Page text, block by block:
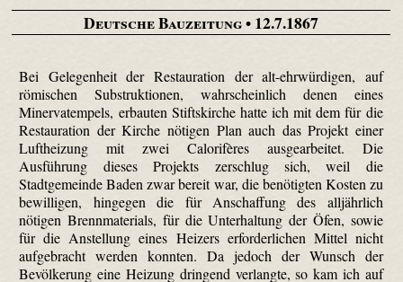
Deutsche Bauzeitung• 12.7.1867
Bei Gelegenheit der Restauration der alt-ehrwürdigen, auf
römischen Substruktionen, wahrscheinlich denen eines
Minervatempels, erbauten Stiftskirche hatte ich mit dem für die
Restauration der Kirche nötigen Plan auch das Projekt einer
Luftheizung mit zwei Calorifères ausgearbeitet. Die
Ausführung dieses Projekts zerschlug sich, weil die
Stadtgemeinde Baden zwar bereit war, die benötigten Kosten zu
bewilligen, hingegen die für Anschaffung des alljährlich
nötigen Brennmaterials, für die Unterhaltung der Öfen, sowie
für die Anstellung eines Heizers erforderlichen Mittel nicht
aufgebracht werden konnten. Da jedoch der Wunsch der
Bevölkerung eine Heizung dringend verlangte, so kam ich auf